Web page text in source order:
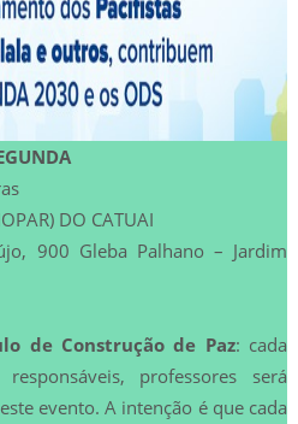
DO CATUAI
900 Gleba Palhano – Jardim
de Construção de Paz: cada
professores será
evento. A intenção é que cada